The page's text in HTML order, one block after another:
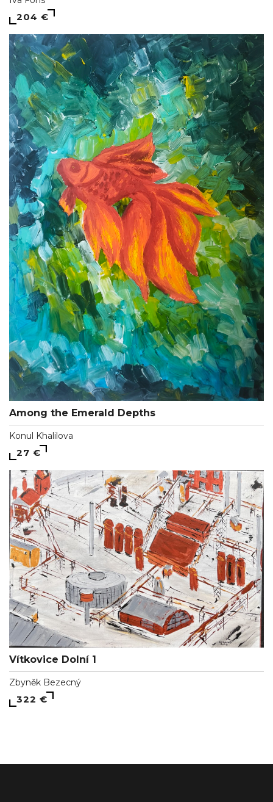
204 €
Among the Emerald Depths
Konul Khalilova
27 €
Vítkovice Dolní 1
Zbyněk Bezecný
322 €